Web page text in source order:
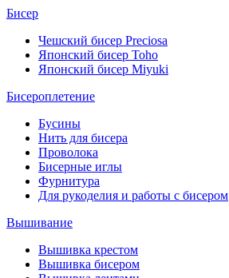
Бисер
Чешский бисер Preciosa
Японский бисер Toho
Японский бисер Miyuki
Бисероплетение
Бусины
Нить для бисера
Проволока
Бисерные иглы
Фурнитура
Для рукоделия и работы с бисером
Вышивание
Вышивка крестом
Вышивка бисером